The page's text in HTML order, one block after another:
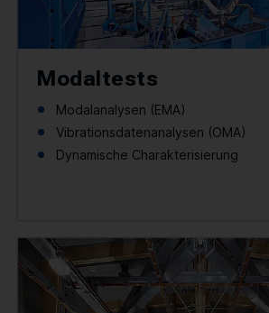
Modaltests
Modalanalysen (EMA)
Vibrationsdatenanalysen (OMA)
Dynamische Charakterisierung